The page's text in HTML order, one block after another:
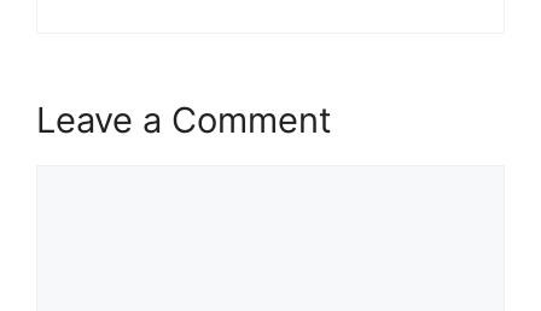
Leave a Comment